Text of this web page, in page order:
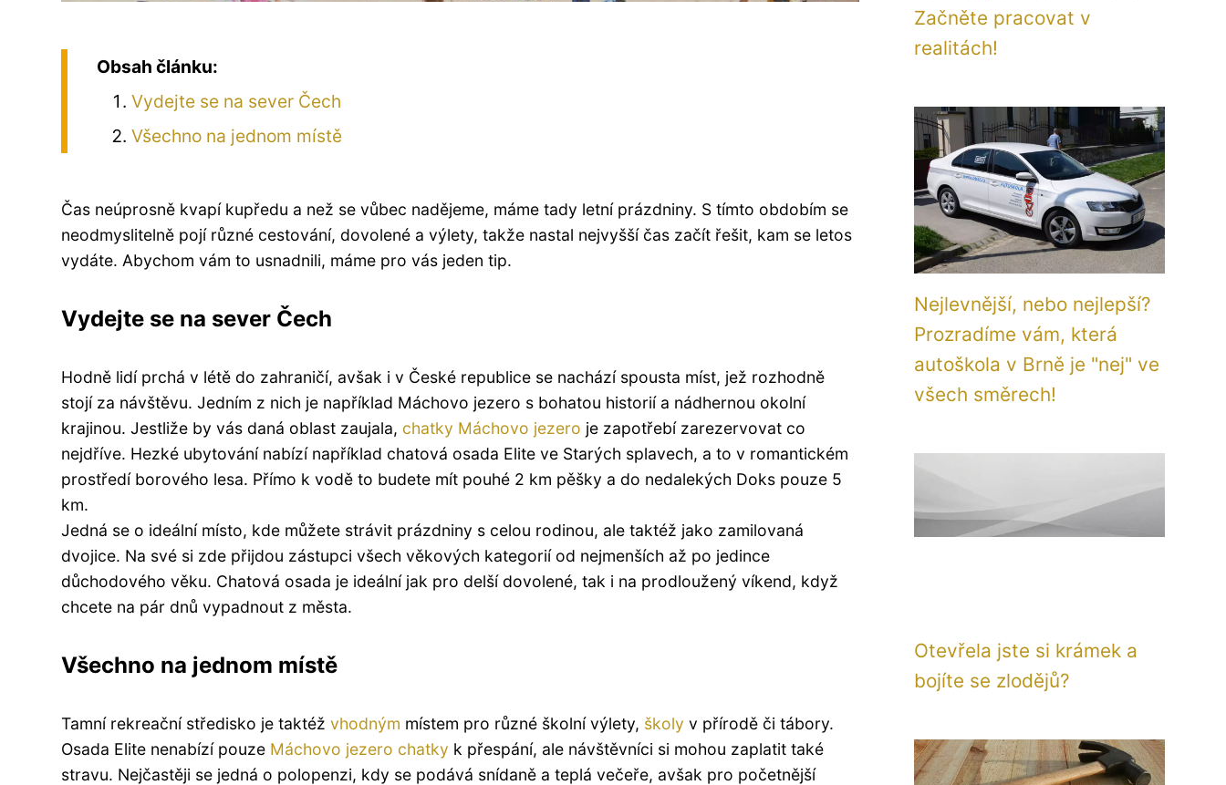
Obsah článku:
Vydejte se na sever Čech
Všechno na jednom místě
Čas neúprosně kvapí kupředu a než se vůbec nadějeme, máme tady letní prázdniny. S tímto obdobím se
neodmyslitelně pojí různé cestování, dovolené a výlety, takže nastal nejvyšší čas začít řešit, kam se letos
vydáte. Abychom vám to usnadnili, máme pro vás jeden tip.
Vydejte se na sever Čech
Hodně lidí prchá v létě do zahraničí, avšak i v České republice se nachází spousta míst, jež rozhodně
stojí za návštěvu. Jedním z nich je například Máchovo jezero s bohatou historií a nádhernou okolní
krajinou. Jestliže by vás daná oblast zaujala, chatky Máchovo jezero je zapotřebí zarezervovat co
nejdříve. Hezké ubytování nabízí například chatová osada Elite ve Starých splavech, a to v romantickém
prostředí borového lesa. Přímo k vodě to budete mít pouhé 2 km pěšky a do nedalekých Doks pouze 5
km.
Jedná se o ideální místo, kde můžete strávit prázdniny s celou rodinou, ale taktéž jako zamilovaná
dvojice. Na své si zde přijdou zástupci všech věkových kategorií od nejmenších až po jedince
důchodového věku. Chatová osada je ideální jak pro delší dovolené, tak i na prodloužený víkend, když
chcete na pár dnů vypadnout z města.
Všechno na jednom místě
Tamní rekreační středisko je taktéž vhodným místem pro různé školní výlety, školy v přírodě či tábory.
Osada Elite nenabízí pouze Máchovo jezero chatky k přespání, ale návštěvníci si mohou zaplatit také
stravu. Nejčastěji se jedná o polopenzi, kdy se podává snídaně a teplá večeře, avšak pro početnější
Začněte pracovat v
realitách!
Nejlevnější, nebo nejlepší?
Prozradíme vám, která
autoškola v Brně je "nej" ve
všech směrech!
Otevřela jste si krámek a
bojíte se zlodějů?